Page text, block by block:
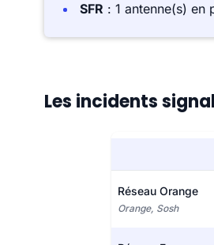
SFR : 1 antenne(s) en
Les incidents
Réseau Orange
Orange, Sosh